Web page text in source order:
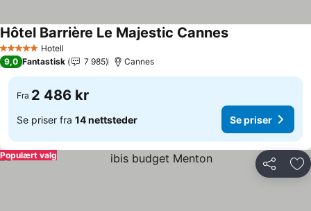
5 Stjerner Hotell
Hôtel Barrière Le Majestic Cannes
9,0 Fantastisk 7 985 Cannes
Fra 2 486 kr
Se priser fra 14 nettsteder Se priser
Del
Populært valg